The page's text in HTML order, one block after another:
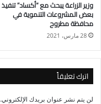
وزير الزراعة يبحث مع “أكساد” تنفيذ
بعض المشروعات التنموية في
محافظة مطروح
28 مارس، 2021
اترك تعليقاً
لن يتم نشر عنوان بريدك الإلكتروني.